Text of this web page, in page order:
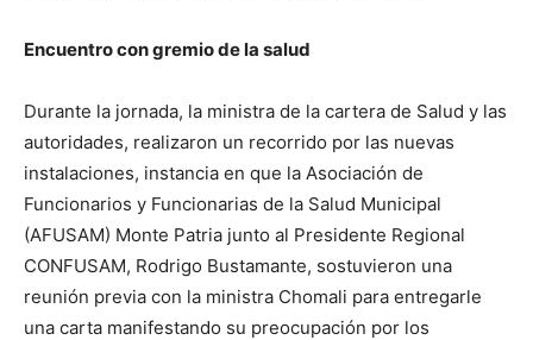
Encuentro con gremio de la salud
Durante la jornada, la ministra de la cartera de Salud y las
autoridades, realizaron un recorrido por las nuevas
instalaciones, instancia en que la Asociación de
Funcionarios y Funcionarias de la Salud Municipal
(AFUSAM) Monte Patria junto al Presidente Regional
CONFUSAM, Rodrigo Bustamante, sostuvieron una
reunión previa con la ministra Chomali para entregarle
una carta manifestando su preocupación por los